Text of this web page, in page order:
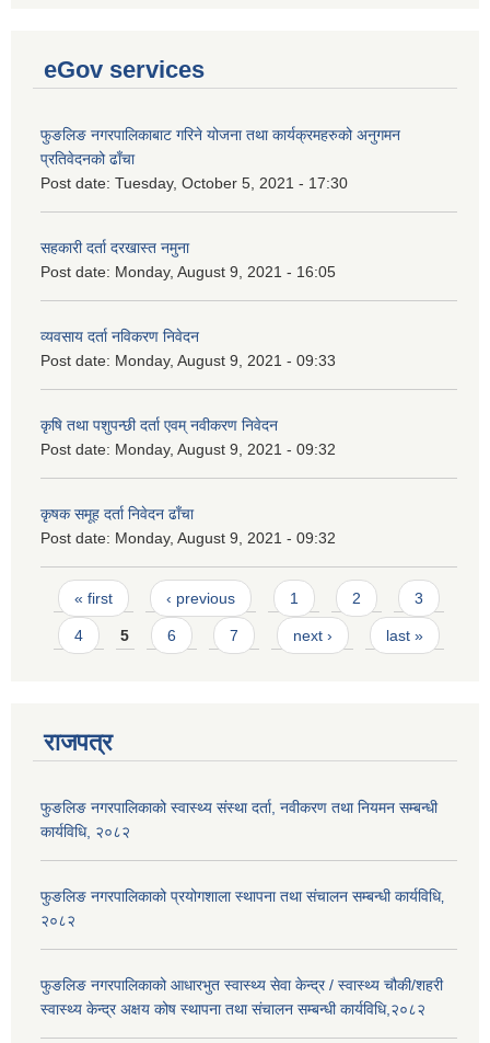
eGov services
फुङलिङ नगरपालिकाबाट गरिने योजना तथा कार्यक्रमहरुको अनुगमन
प्रतिवेदनको ढाँचा
Post date: Tuesday, October 5, 2021 - 17:30
सहकारी दर्ता दरखास्त नमुना
Post date: Monday, August 9, 2021 - 16:05
व्यवसाय दर्ता नविकरण निवेदन
Post date: Monday, August 9, 2021 - 09:33
कृषि तथा पशुपन्छी दर्ता एवम् नवीकरण निवेदन
Post date: Monday, August 9, 2021 - 09:32
कृषक समूह दर्ता निवेदन ढाँचा
Post date: Monday, August 9, 2021 - 09:32
Pages
« first ‹ previous 1 2 3
4 5 6 7 next › last »
राजपत्र
फुङलिङ नगरपालिकाको स्वास्थ्य संस्था दर्ता, नवीकरण तथा नियमन सम्बन्धी
कार्यविधि, २०८२
फुङलिङ नगरपालिकाको प्रयोगशाला स्थापना तथा संचालन सम्बन्धी कार्यविधि‚
२०८२
फुङलिङ नगरपालिकाको आधारभुत स्वास्थ्य सेवा केन्द्र / स्वास्थ्य चौकी/शहरी
स्वास्थ्य केन्द्र अक्षय कोष स्थापना तथा संचालन सम्बन्धी कार्यविधि,२०८२